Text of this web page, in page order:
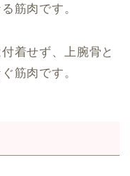
筋肉です。
着せず、上腕骨と
筋肉です。